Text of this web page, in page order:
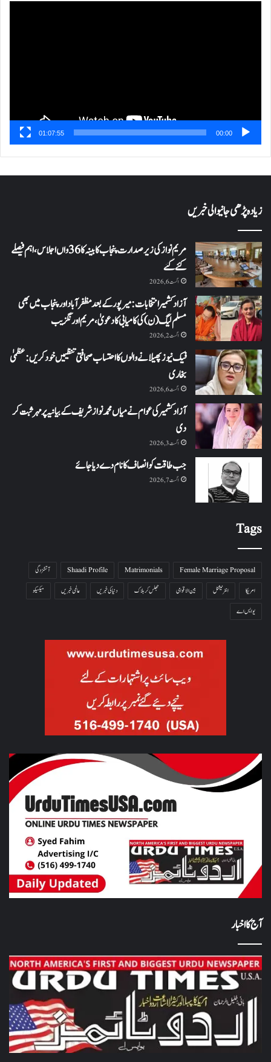
00:00
01:07:55
زیادہ پڑھی جانیوالی خبریں
مریم نواز کی زیر صدارت پنجاب کابینہ کا 36واں اجلاس،اہم فیصلے
کئے گئے
اگست 6, 2026
آزاد کشمیر انتخابات: میرپور کے بعد مظفرآباد اور پنجاب میں بھی
مسلم لیگ (ن) کی کامیابی کا دعویٰ، مریم اورنگزیب
اگست 2, 2026
فیک نیوز پھیلانے والوں کا احتساب صحافتی تنظیمیں خود کریں: عظمیٰ
بخاری
اگست 6, 2026
آزاد کشمیر کی عوام نے میاں محمد نواز شریف کے بیانیہ پر مہر ثبت کر
دی
اگست 3, 2026
جب طاقت کو انصاف کا نام دے دیا جائے
اگست 7, 2026
Tags
Female Marriage Proposal
Matrimonials
Shaadi Profile
آتشزدگی
امریکا
انٹرنیشنل بین الاقوامی جھلس کر ہلاک دنیا کی خبریں عالمی خبریں
میکسیکو
یو ایس اے
آج کا اخبار